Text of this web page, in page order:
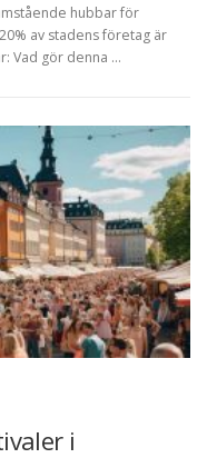
hubbar för
av stadens företag är
Vad gör denna …
i